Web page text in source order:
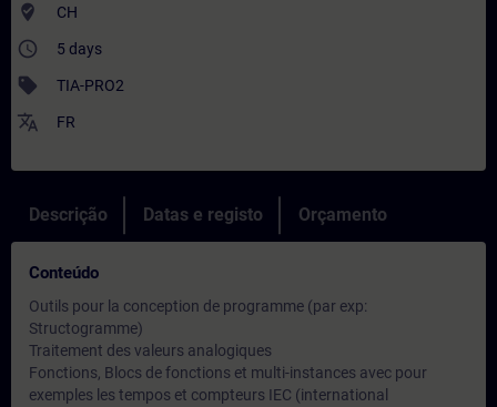
where_to_vote CH
access_time 5 days
sell TIA-PRO2
translate FR
Descrição Datas e registo Orçamento
Conteúdo
Outils pour la conception de programme (par exp:
Structogramme)
Traitement des valeurs analogiques
Fonctions, Blocs de fonctions et multi-instances avec pour
exemples les tempos et compteurs IEC (international